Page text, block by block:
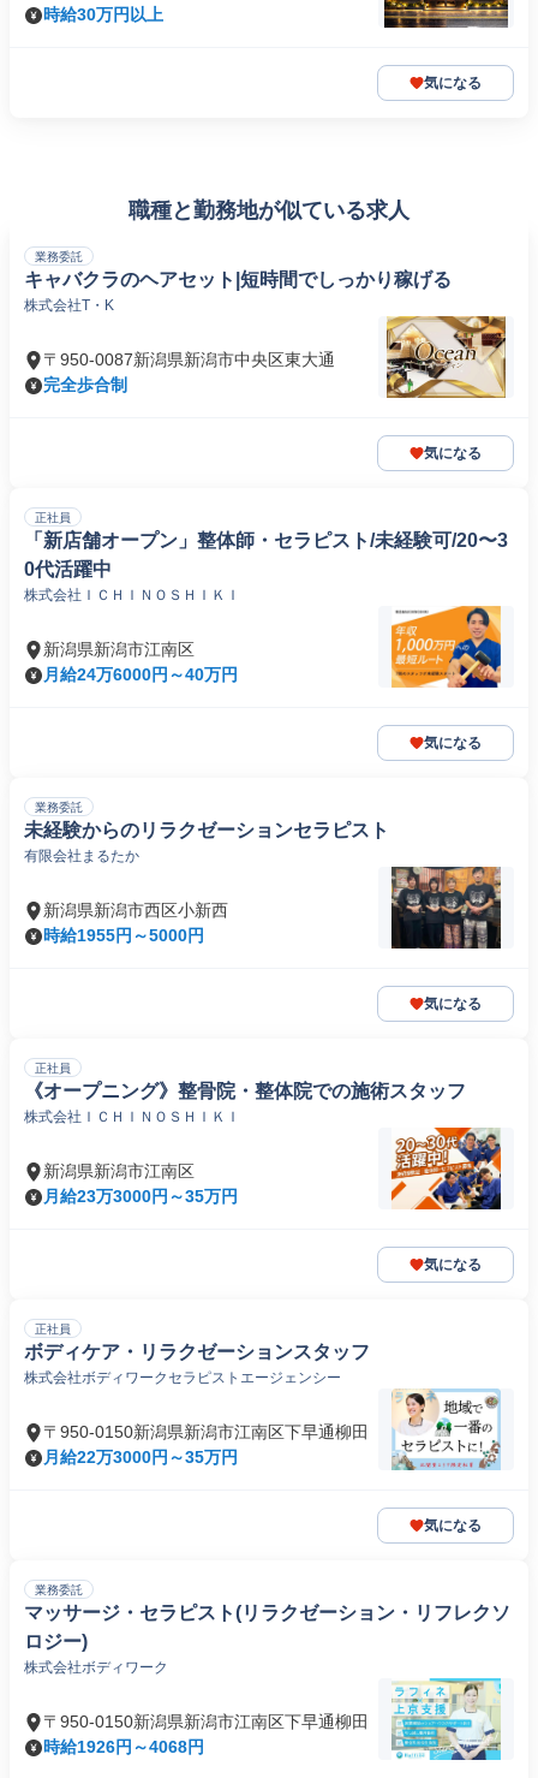
時給30万円以上
気になる
職種と勤務地が似ている求人
業務委託
キャバクラのヘアセット|短時間でしっかり稼げる
株式会社T・K
〒950-0087新潟県新潟市中央区東大通
完全歩合制
気になる
正社員
「新店舗オープン」整体師・セラピスト/未経験可/20〜3
0代活躍中
株式会社ＩＣＨＩＮＯＳＨＩＫＩ
新潟県新潟市江南区
月給24万6000円～40万円
気になる
業務委託
未経験からのリラクゼーションセラピスト
有限会社まるたか
新潟県新潟市西区小新西
時給1955円～5000円
気になる
正社員
《オープニング》整骨院・整体院での施術スタッフ
株式会社ＩＣＨＩＮＯＳＨＩＫＩ
新潟県新潟市江南区
月給23万3000円～35万円
気になる
正社員
ボディケア・リラクゼーションスタッフ
株式会社ボディワークセラピストエージェンシー
〒950-0150新潟県新潟市江南区下早通柳田
月給22万3000円～35万円
気になる
業務委託
マッサージ・セラピスト(リラクゼーション・リフレクソ
ロジー)
株式会社ボディワーク
〒950-0150新潟県新潟市江南区下早通柳田
時給1926円～4068円